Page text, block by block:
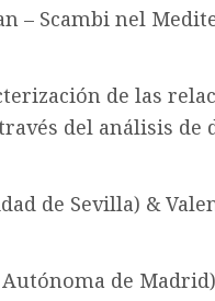
– Scambi nel
de las
del análisis de
de Sevilla) &
de